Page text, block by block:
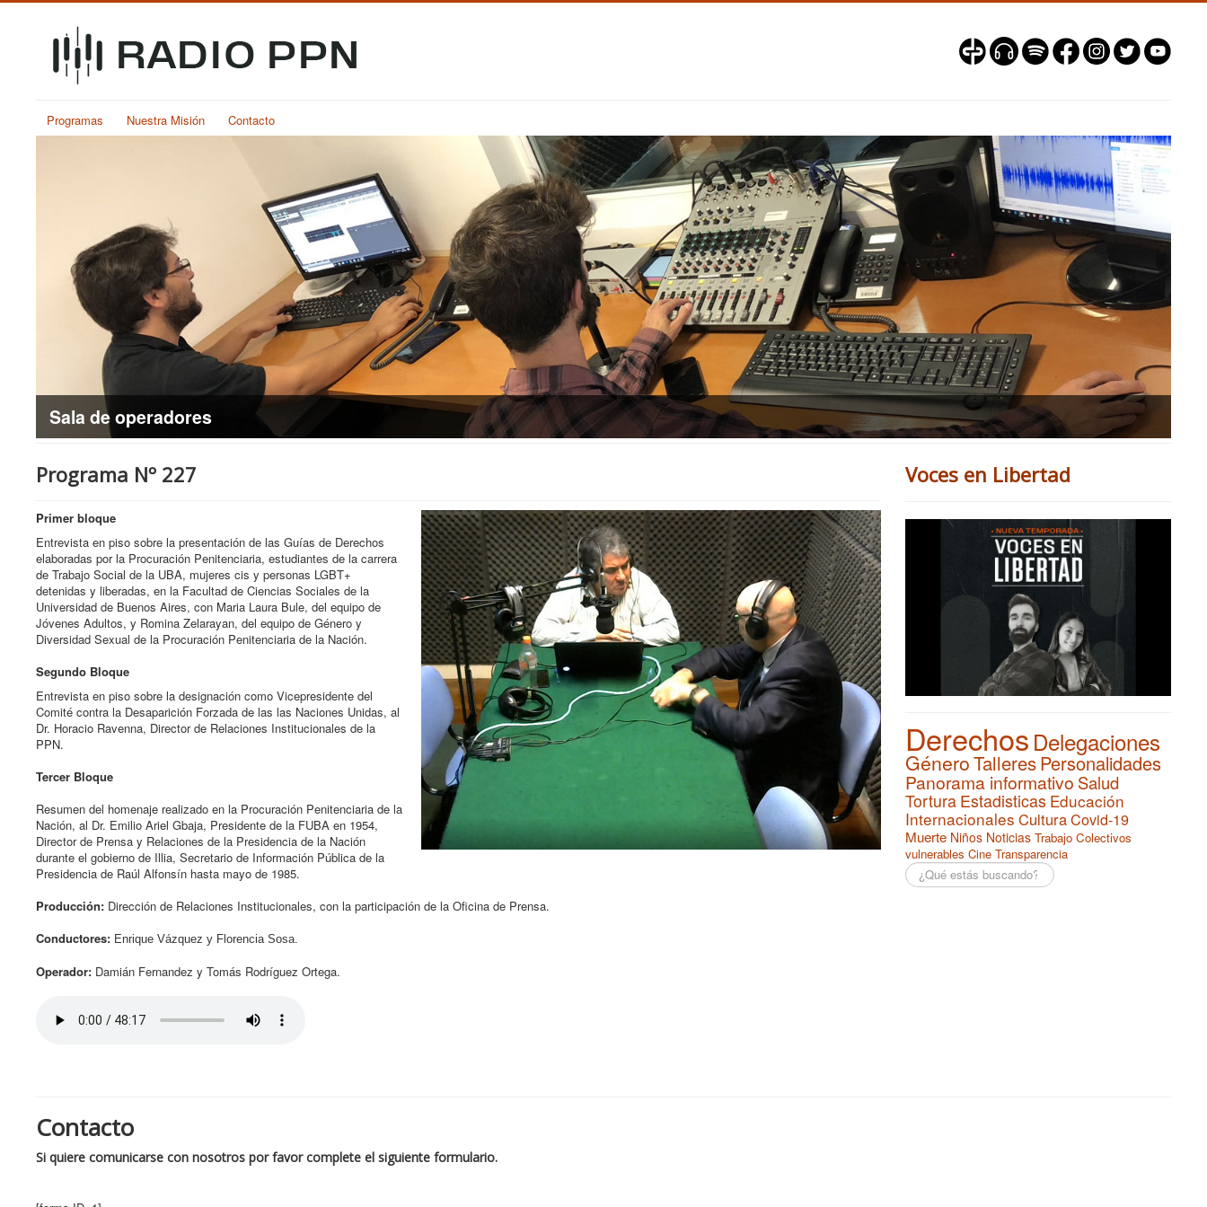
Programas Nuestra Misión Contacto
Sala de operadores
Programa Nº 227
Primer bloque
Entrevista en piso sobre la presentación de las Guías de Derechos
elaboradas por la Procuración Penitenciaria, estudiantes de la carrera
de Trabajo Social de la UBA, mujeres cis y personas LGBT+
detenidas y liberadas, en la Facultad de Ciencias Sociales de la
Universidad de Buenos Aires, con Maria Laura Bule, del equipo de
Jóvenes Adultos, y Romina Zelarayan, del equipo de Género y
Diversidad Sexual de la Procuración Penitenciaria de la Nación.
Segundo Bloque
Entrevista en piso sobre la designación como Vicepresidente del
Comité contra la Desaparición Forzada de las las Naciones Unidas, al
Dr. Horacio Ravenna, Director de Relaciones Institucionales de la
PPN.
Tercer Bloque
Resumen del homenaje realizado en la Procuración Penitenciaria de la
Nación, al Dr. Emilio Ariel Gbaja, Presidente de la FUBA en 1954,
Director de Prensa y Relaciones de la Presidencia de la Nación
durante el gobierno de Illia, Secretario de Información Pública de la
Presidencia de Raúl Alfonsín hasta mayo de 1985.
Producción: Dirección de Relaciones Institucionales, con la participación de la Oficina de Prensa.
Conductores: Enrique Vázquez y Florencia Sosa.
Operador: Damián Fernandez y Tomás Rodríguez Ortega.
Voces en Libertad
Derechos Delegaciones
GéneroTalleresPersonalidades
Panorama informativo Salud
Tortura Estadisticas Educación
Internacionales CulturaCovid-19
Muerte Niños Noticias Trabajo Colectivos
vulnerables Cine Transparencia
Buscar...
Contacto
Si quiere comunicarse con nosotros por favor complete el siguiente formulario.